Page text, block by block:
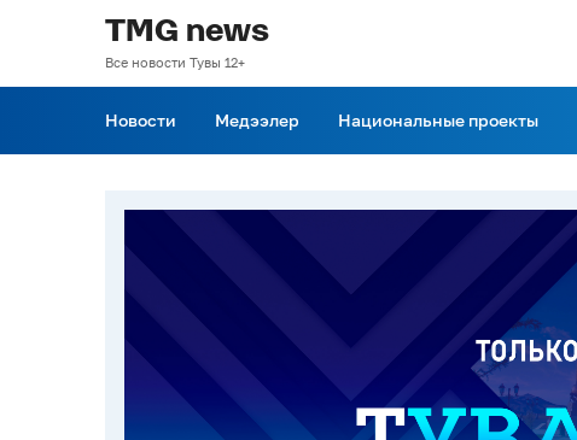
TMG news
Все новости Тувы 12+
Новости Медээлер Национальные проекты